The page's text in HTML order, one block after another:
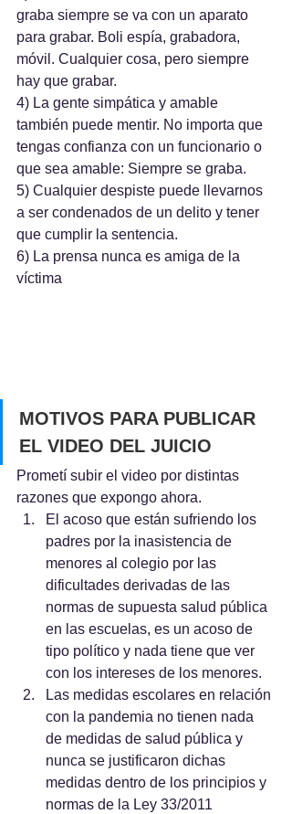
graba siempre se va con un aparato
para grabar. Boli espía, grabadora,
móvil. Cualquier cosa, pero siempre
hay que grabar.
4) La gente simpática y amable
también puede mentir. No importa que
tengas confianza con un funcionario o
que sea amable: Siempre se graba.
5) Cualquier despiste puede llevarnos
a ser condenados de un delito y tener
que cumplir la sentencia.
6) La prensa nunca es amiga de la
víctima
MOTIVOS PARA PUBLICAR
EL VIDEO DEL JUICIO
Prometí subir el video por distintas
razones que expongo ahora.
El acoso que están sufriendo los
padres por la inasistencia de
menores al colegio por las
dificultades derivadas de las
normas de supuesta salud pública
en las escuelas, es un acoso de
tipo político y nada tiene que ver
con los intereses de los menores.
Las medidas escolares en relación
con la pandemia no tienen nada
de medidas de salud pública y
nunca se justificaron dichas
medidas dentro de los principios y
normas de la Ley 33/2011